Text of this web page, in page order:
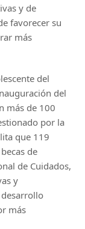
y de
favorecer su
más
del
del
más de 100
por la
que 119
de
de Cuidados,
y
más